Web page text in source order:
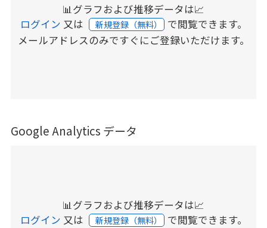
📊グラフおよび推移データは📈
ログイン 又は 新規登録（無料） で閲覧できます。
メールアドレスのみですぐにご登録いただけます。
Google Analytics データ
📊グラフおよび推移データは📈
ログイン 又は 新規登録（無料） で閲覧できます。